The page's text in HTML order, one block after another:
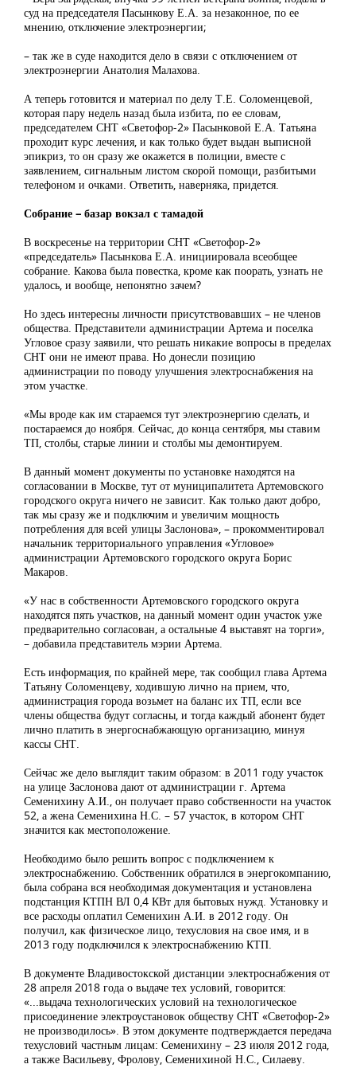
суд на председателя Пасынкову Е.А. за незаконное, по ее
мнению, отключение электроэнергии;
– так же в суде находится дело в связи с отключением от
электроэнергии Анатолия Малахова.
А теперь готовится и материал по делу Т.Е. Соломенцевой,
которая пару недель назад была избита, по ее словам,
председателем СНТ «Светофор-2» Пасынковой Е.А. Татьяна
проходит курс лечения, и как только будет выдан выписной
эпикриз, то он сразу же окажется в полиции, вместе с
заявлением, сигнальным листом скорой помощи, разбитыми
телефоном и очками. Ответить, наверняка, придется.
Собрание – базар вокзал с тамадой
В воскресенье на территории СНТ «Светофор-2»
«председатель» Пасынкова Е.А. инициировала всеобщее
собрание. Какова была повестка, кроме как поорать, узнать не
удалось, и вообще, непонятно зачем?
Но здесь интересны личности присутствовавших – не членов
общества. Представители администрации Артема и поселка
Угловое сразу заявили, что решать никакие вопросы в пределах
СНТ они не имеют права. Но донесли позицию
администрации по поводу улучшения электроснабжения на
этом участке.
«Мы вроде как им стараемся тут электроэнергию сделать, и
постараемся до ноября. Сейчас, до конца сентября, мы ставим
ТП, столбы, старые линии и столбы мы демонтируем.
В данный момент документы по установке находятся на
согласовании в Москве, тут от муниципалитета Артемовского
городского округа ничего не зависит. Как только дают добро,
так мы сразу же и подключим и увеличим мощность
потребления для всей улицы Заслонова», – прокомментировал
начальник территориального управления «Угловое»
администрации Артемовского городского округа Борис
Макаров.
«У нас в собственности Артемовского городского округа
находятся пять участков, на данный момент один участок уже
предварительно согласован, а остальные 4 выставят на торги»,
– добавила представитель мэрии Артема.
Есть информация, по крайней мере, так сообщил глава Артема
Татьяну Соломенцеву, ходившую лично на прием, что,
администрация города возьмет на баланс их ТП, если все
члены общества будут согласны, и тогда каждый абонент будет
лично платить в энергоснабжающую организацию, минуя
кассы СНТ.
Сейчас же дело выглядит таким образом: в 2011 году участок
на улице Заслонова дают от администрации г. Артема
Семенихину А.И., он получает право собственности на участок
52, а жена Семенихина Н.С. – 57 участок, в котором СНТ
значится как местоположение.
Необходимо было решить вопрос с подключением к
электроснабжению. Собственник обратился в энергокомпанию,
была собрана вся необходимая документация и установлена
подстанция КТПН ВЛ 0,4 КВт для бытовых нужд. Установку и
все расходы оплатил Семенихин А.И. в 2012 году. Он
получил, как физическое лицо, техусловия на свое имя, и в
2013 году подключился к электроснабжению КТП.
В документе Владивостокской дистанции электроснабжения от
28 апреля 2018 года о выдаче тех условий, говорится:
«...выдача технологических условий на технологическое
присоединение электроустановок обществу СНТ «Светофор-2»
не производилось». В этом документе подтверждается передача
техусловий частным лицам: Семенихину – 23 июля 2012 года,
а также Васильеву, Фролову, Семенихиной Н.С., Силаеву.